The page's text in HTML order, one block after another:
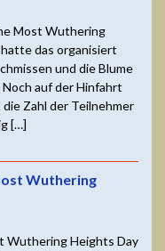
Most Wuthering
das organisiert
und die Blume
auf der Hinfahrt
Zahl der Teilnehmer
[…]
Wuthering
Wuthering Heights Day